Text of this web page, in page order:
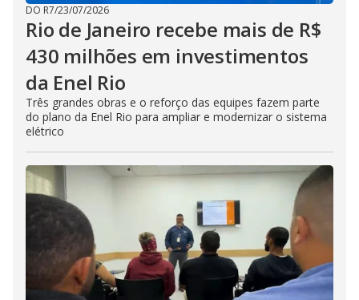
DO R7/23/07/2026
Rio de Janeiro recebe mais de R$
430 milhões em investimentos
da Enel Rio
Três grandes obras e o reforço das equipes fazem parte
do plano da Enel Rio para ampliar e modernizar o sistema
elétrico